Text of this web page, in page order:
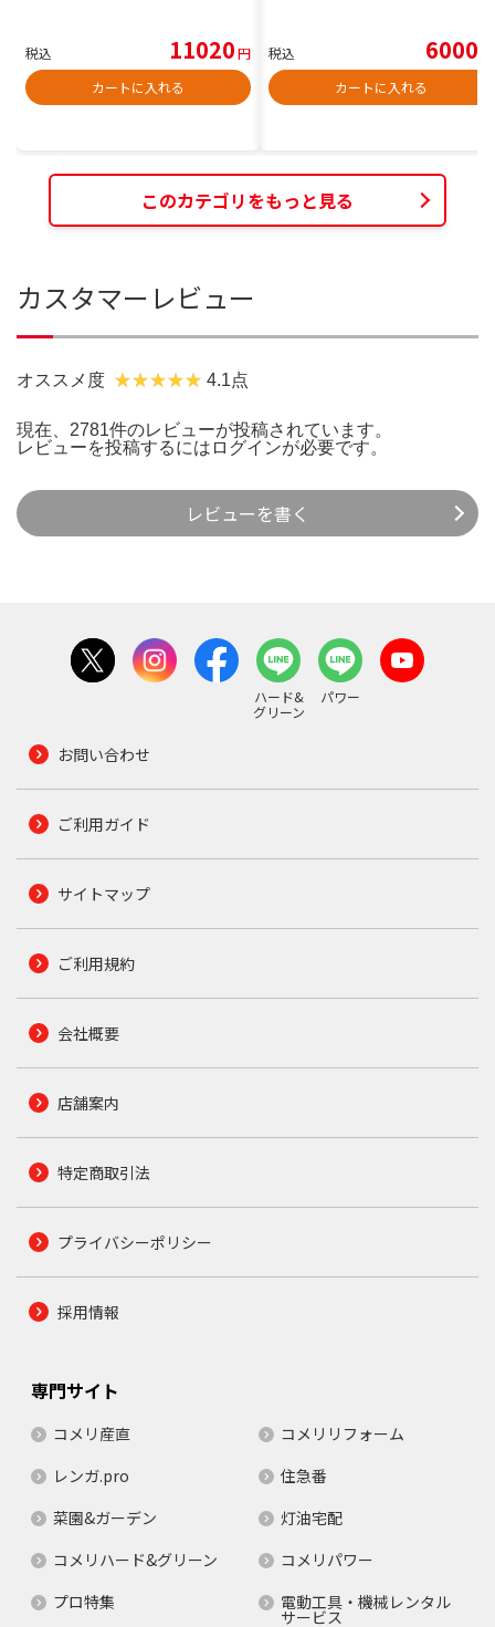
税込 11020円
カートに入れる
税込 6000
カートに入れる
このカテゴリをもっと見る
カスタマーレビュー
オススメ度 4.1点
現在、2781件のレビューが投稿されています。
レビューを投稿するには ログインが必要です。
レビューを書く
ハード&
グリーン
パワー
お問い合わせ
ご利用ガイド
サイトマップ
ご利用規約
会社概要
店舗案内
特定商取引法
プライバシーポリシー
採用情報
専門サイト
コメリ産直
コメリリフォーム
レンガ.pro
住急番
菜園&ガーデン
灯油宅配
コメリハード&グリーン
コメリパワー
プロ特集
電動工具・機械レンタル
サービス